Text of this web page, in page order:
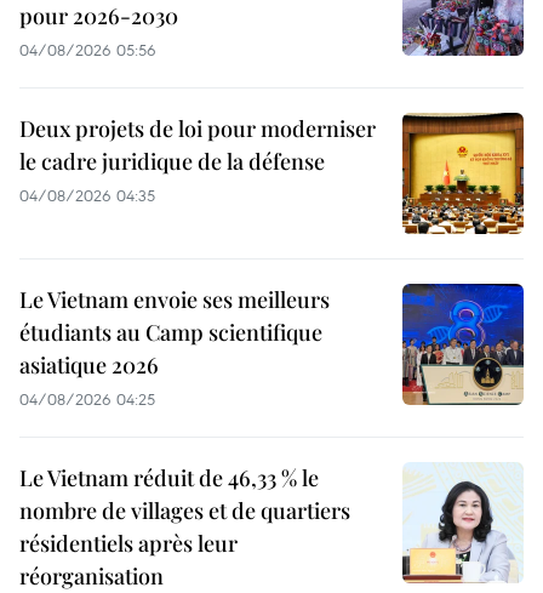
pour 2026-2030
04/08/2026 05:56
Deux projets de loi pour moderniser
le cadre juridique de la défense
04/08/2026 04:35
Le Vietnam envoie ses meilleurs
étudiants au Camp scientifique
asiatique 2026
04/08/2026 04:25
Le Vietnam réduit de 46,33 % le
nombre de villages et de quartiers
résidentiels après leur
réorganisation